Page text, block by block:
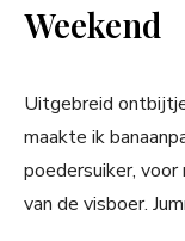
Weekend
Uitgebreid
maakte ik
poedersuiker,
van de visboer.